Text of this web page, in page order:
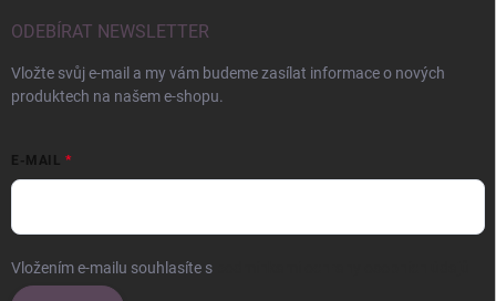
ODEBÍRAT NEWSLETTER
Vložte svůj e-mail a my vám budeme zasílat informace o nových
produktech na našem e-shopu.
E-MAIL
Vložením e-mailu souhlasíte s